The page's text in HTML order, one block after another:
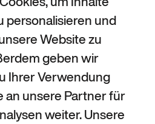
personalisieren und
Website zu
geben wir
Ihrer Verwendung
an unsere Partner für
weiter. Unsere